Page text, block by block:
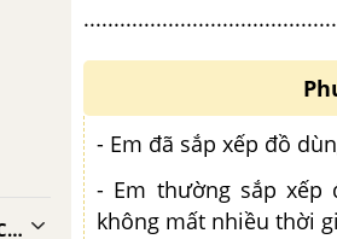
CHỦ ĐỀ 9. AN TOÀN TRONG CUỘC SỐNG
- Em đã sắp xếp đồ
- Em thường sắp xếp
không mất nhiều thời